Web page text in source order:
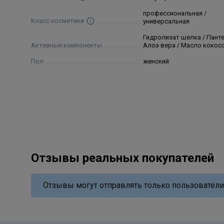
chloride, Bis (c13-15 alkoxy) pg amodimethicone,
(hydrolyzed silk), Aloe barbadensis gel (aloe
edta, Parfum (fragrance), Simethicone, Maltodextrin,
Класс косметики
профессиональная /
универсальная
Активные компоненты
Гидролизат шелка /
Алоэ вера / Масло
Пол женский
Отзывы реальных покупателей
Отзывы могут отправлять только